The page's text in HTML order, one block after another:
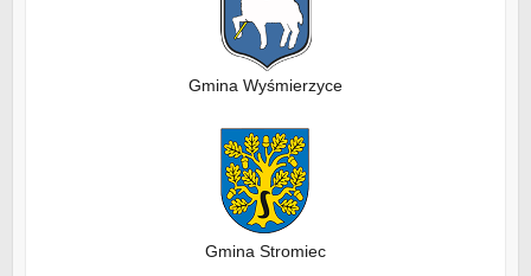
Gmina Wyśmierzyce
Gmina Stromiec